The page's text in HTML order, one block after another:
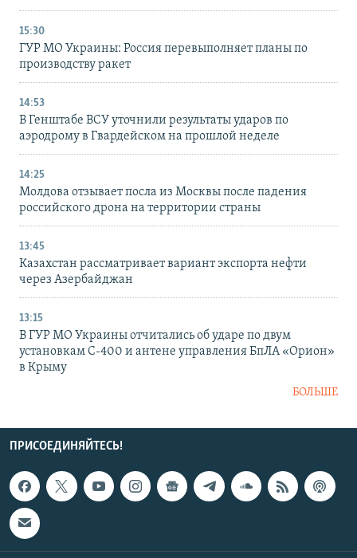
15:30
ГУР МО Украины: Россия перевыполняет планы по
производству ракет
14:53
В Генштабе ВСУ уточнили результаты ударов по
аэродрому в Гвардейском на прошлой неделе
14:25
Молдова отзывает посла из Москвы после падения
российского дрона на территории страны
13:45
Казахстан рассматривает вариант экспорта нефти
через Азербайджан
13:15
В ГУР МО Украины отчитались об ударе по двум
установкам С-400 и антене управления БпЛА «Орион»
в Крыму
БОЛЬШЕ
ПРИСОЕДИНЯЙТЕСЬ!